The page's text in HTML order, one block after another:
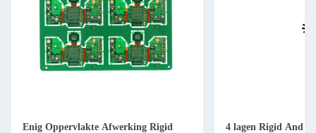
Enig Oppervlakte Afwerking Rigid
4 lagen Rigid And